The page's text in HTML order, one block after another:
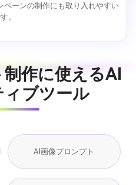
ペーンの制作にも取り入れやすい
。
作に使えるAI
ブツール
AI画像プロンプト